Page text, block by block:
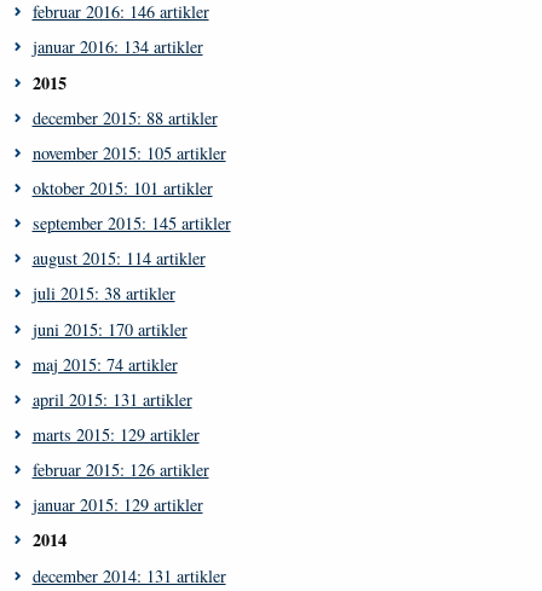
februar 2016: 146 artikler
januar 2016: 134 artikler
2015
december 2015: 88 artikler
november 2015: 105 artikler
oktober 2015: 101 artikler
september 2015: 145 artikler
august 2015: 114 artikler
juli 2015: 38 artikler
juni 2015: 170 artikler
maj 2015: 74 artikler
april 2015: 131 artikler
marts 2015: 129 artikler
februar 2015: 126 artikler
januar 2015: 129 artikler
2014
december 2014: 131 artikler